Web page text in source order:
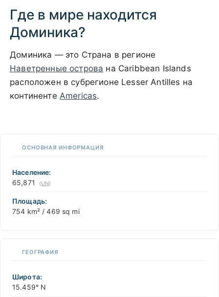
Где в мире находится
Доминика?
Доминика — это Страна в регионе
Наветренные острова на Caribbean Islands
расположен в субрегионе Lesser Antilles на
континенте Americas.
500 km / 310.7 mi
−
с
ОСНОВНАЯ ИНФОРМАЦИЯ
Население:
65,871
(UN)
Площадь:
754 km² / 469 sq mi
ГЕОГРАФИЯ
Широта:
15.459° N